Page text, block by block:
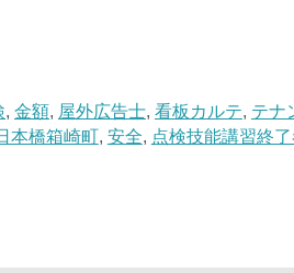
, 金額, 屋外広告士, 看板カルテ, テナ
本橋箱崎町, 安全, 点検技能講習終